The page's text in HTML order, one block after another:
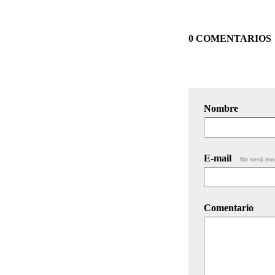
0 COMENTARIOS
Nombre
E-mail No será
Comentario